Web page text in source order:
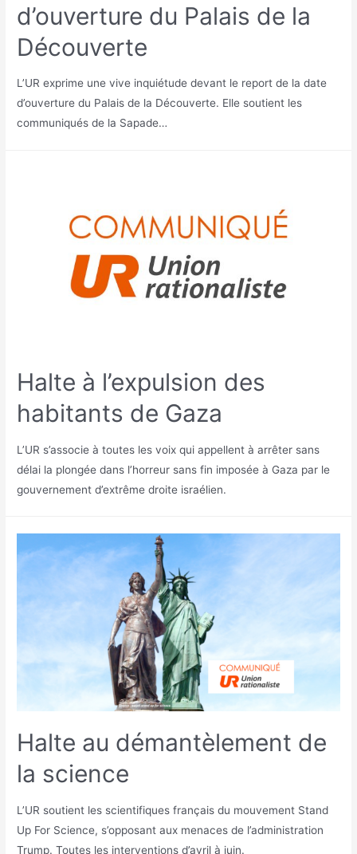
d’ouverture du Palais de la
Découverte
L’UR exprime une vive inquiétude devant le report de la date
d’ouverture du Palais de la Découverte. Elle soutient les
communiqués de la Sapade…
Halte à l’expulsion des
habitants de Gaza
L’UR s’associe à toutes les voix qui appellent à arrêter sans
délai la plongée dans l’horreur sans fin imposée à Gaza par le
gouvernement d’extrême droite israélien.
Halte au démantèlement de
la science
L’UR soutient les scientifiques français du mouvement Stand
Up For Science, s’opposant aux menaces de l’administration
Trump. Toutes les interventions d’avril à juin.